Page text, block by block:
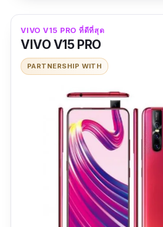
ข้อดี
ลำโพงสเตอริโอและระบบเสีย
Dolby Atmos
Infinity-O Display หน้าจอ
6.4 นิ้ว
กันน้ำระดับ IP68 สูงสุด
ยังมีรุหูฟัง 3.5 มม.
กล้องไม่เทพเท่ารุ่นพี่ S10+
VIVO V15 PRO ที่ดีที่สุด
VIVO V15 PRO
PARTNERSHIP WITH